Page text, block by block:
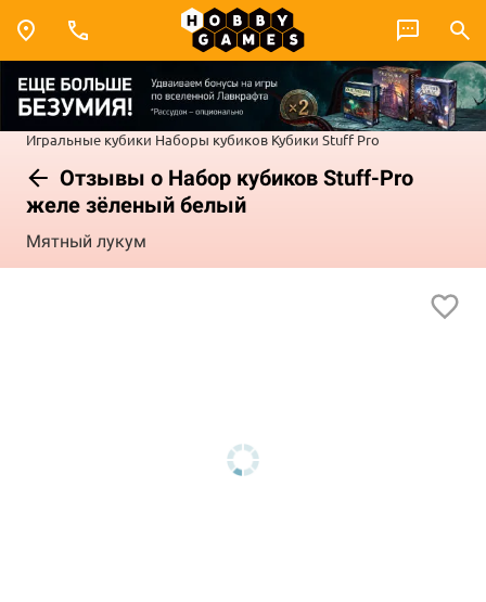
Игральные кубики Наборы кубиков Кубики Stuff Pro
Отзывы о Набор кубиков Stuff-Pro
желе зёленый белый
Мятный лукум